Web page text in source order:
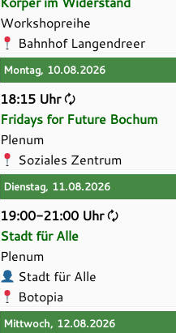
Workshopreihe
Bahnhof Langendreer
Montag, 10.08.2026
18:15 Uhr🗘
Fridays for Future Bochum
Plenum
Soziales Zentrum
Dienstag, 11.08.2026
19:00-21:00 Uhr🗘
Stadt für Alle
Plenum
Stadt für Alle
Botopia
Mittwoch, 12.08.2026